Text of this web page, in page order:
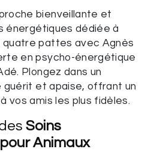
bienveillante et
énergétiques dédiée à
quatre pattes avec Agnès
en psycho-énergétique
Plongez dans un
guérit et apaise, offrant un
vos amis les plus fidèles.
Soins
Animaux